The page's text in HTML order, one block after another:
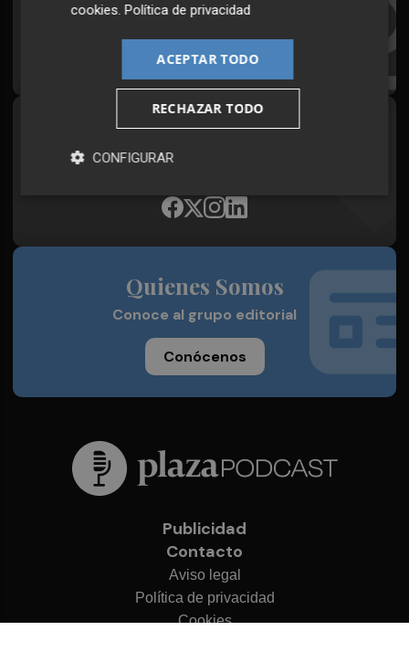
Todos los días a primera hora en tu email
¡Quiero suscribirme!
Síguenos en redes
Plaza Podcast, desde cualquier medio
Quienes Somos
Conoce al grupo editorial
Conócenos
Publicidad
Contacto
Aviso legal
Política de privacidad
Cookies
cookies .Política de privacidad
ACEPTAR TODO
RECHAZAR TODO
CONFIGURAR